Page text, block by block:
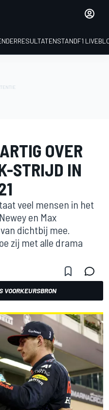
RESULTATENSTANDF1
OVER
STRIJD IN
veel mensen in het
en Max
dichtbij mee.
zij met alle drama
VOORKEURSBRON